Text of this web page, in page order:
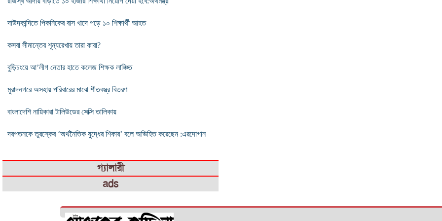
দাউদকান্দিতে পিকনিকের বাস খাদে পড়ে ১০ শিক্ষার্থী আহত
কসবা সীমান্তের শূন্যরেখায় তারা কারা?
বুড়িচংয়ে আ’লীগ নেতার হাতে কলেজ শিক্ষক লাঞ্চিত
মুরাদনগরে অসহায় পরিবারের মাঝে শীতবস্ত্র বিতরণ
বাংলাদেশি নায়িকারা টালিউডের সেক্সি তালিকায়
দরপতনকে তুরস্কের ‘অর্থনৈতিক যুদ্ধের শিকার’ বলে অভিহিত করেছেন :এরদোগান
গ্যালারী
ads